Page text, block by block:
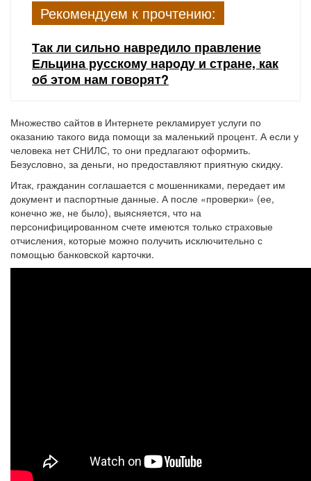
Рекомендуем к прочтению:
Так ли сильно навредило правление
Ельцина русскому народу и стране, как
об этом нам говорят?
Множество сайтов в Интернете рекламирует услуги по
оказанию такого вида помощи за маленький процент. А если у
человека нет СНИЛС, то они предлагают оформить.
Безусловно, за деньги, но предоставляют приятную скидку.
Итак, гражданин соглашается с мошенниками, передает им
документ и паспортные данные. А после «проверки» (ее,
конечно же, не было), выясняется, что на
персонифицированном счете имеются только страховые
отчисления, которые можно получить исключительно с
помощью банковской карточки.